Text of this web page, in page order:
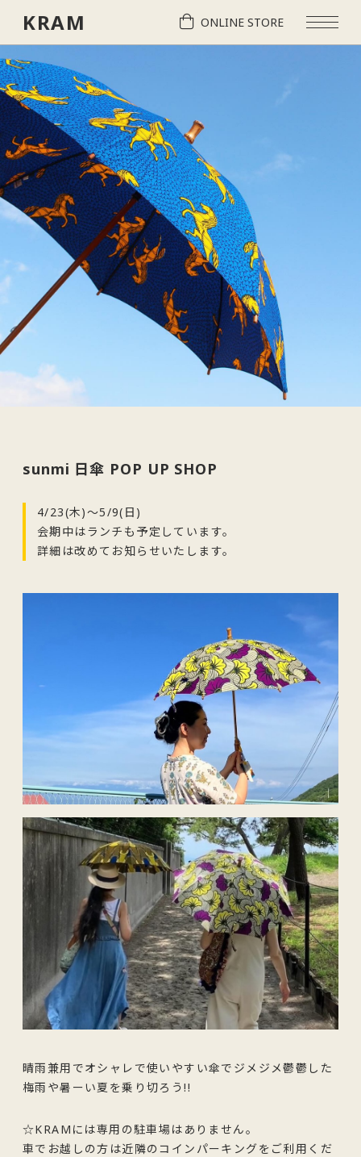
KRAM ONLINE STORE
sunmi 日傘 POP UP SHOP
4/23(木)〜5/9(日)
会期中はランチも予定しています。
詳細は改めてお知らせいたします。
晴雨兼用でオシャレで使いやすい傘でジメジメ鬱鬱した
梅雨や暑ーい夏を乗り切ろう!!
☆KRAMには専用の駐車場はありません。
車でお越しの方は近隣のコインパーキングをご利用くだ